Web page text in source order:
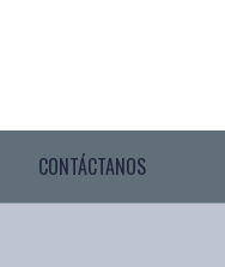
CONTÁCTANOS